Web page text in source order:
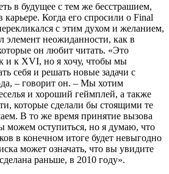
в будущее с тем же бесстрашием,
карьере. Когда его спросили о Final
с этим духом и желанием,
элемент неожиданности, как в
он любит читать. «Это
и к XVI, но я хочу, чтобы мы
себя и решать новые задачи с
– говорит он. – Мы хотим
и хороший геймплей, а также
которые сделали бы стоящими те
В то же время принятие вызова
можем оступиться, но я думаю, что
в конечном итоге будет невыгодно
может означать, что вы увидите
раньше, в 2010 году».